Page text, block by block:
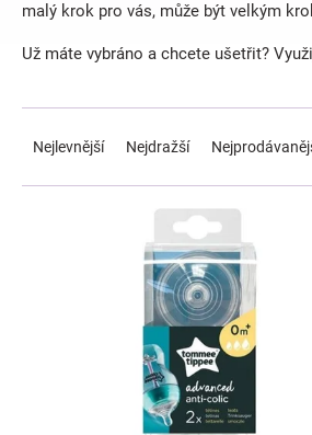
malý krok pro vás, může být velkým
Už máte vybráno a chcete ušetřit?
e
Nejlevnější Nejdražší